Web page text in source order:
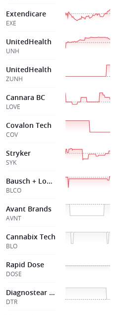
Extendicare
EXE
UnitedHealth
UNH
UnitedHealth
ZUNH
Cannara BC
LOVE
Covalon Tech
COV
Stryker
SYK
Bausch + Lomb
BLCO
Avant Brands
AVNT
Cannabix Tech
BLO
Rapid Dose
DOSE
Diagnostear Tech
DTR